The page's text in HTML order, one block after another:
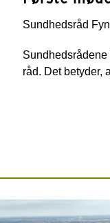
Sundhedsråd
råd. Det betyder,